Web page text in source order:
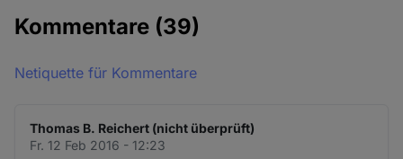
Kommentare (39)
Netiquette für Kommentare
Thomas B. Reichert (nicht überprüft)
Fr. 12 Feb 2016 - 12:23